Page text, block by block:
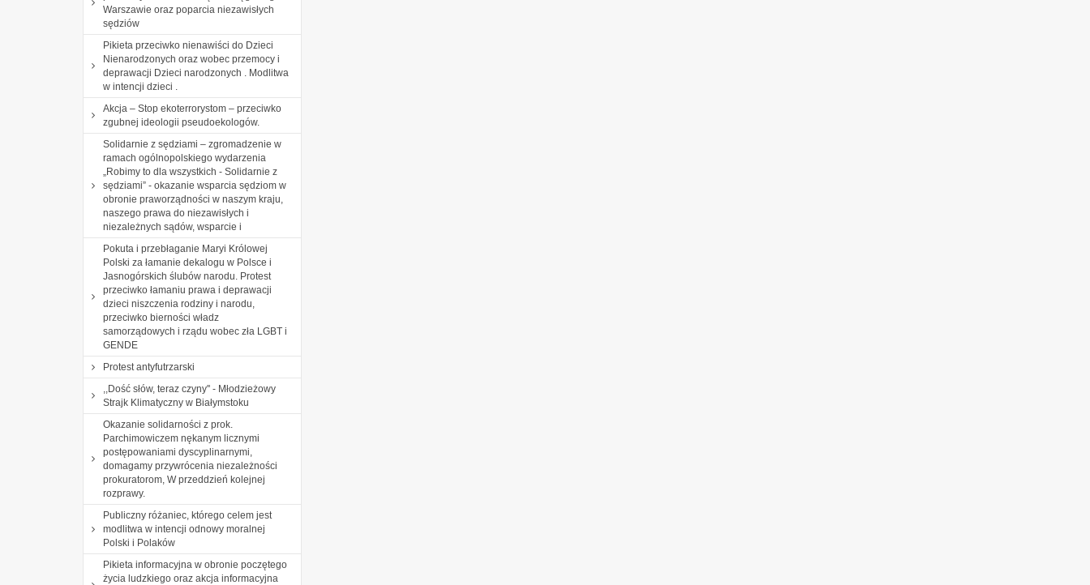
Warszawie oraz poparcia niezawisłych
sędziów
Pikieta przeciwko nienawiści do Dzieci
Nienarodzonych oraz wobec przemocy i
deprawacji Dzieci narodzonych . Modlitwa
w intencji dzieci .
Akcja – Stop ekoterrorystom – przeciwko
zgubnej ideologii pseudoekologów.
Solidarnie z sędziami – zgromadzenie w
ramach ogólnopolskiego wydarzenia
„Robimy to dla wszystkich - Solidarnie z
sędziami” - okazanie wsparcia sędziom w
obronie praworządności w naszym kraju,
naszego prawa do niezawisłych i
niezależnych sądów, wsparcie i
Pokuta i przebłaganie Maryi Królowej
Polski za łamanie dekalogu w Polsce i
Jasnogórskich ślubów narodu. Protest
przeciwko łamaniu prawa i deprawacji
dzieci niszczenia rodziny i narodu,
przeciwko bierności władz
samorządowych i rządu wobec zła LGBT i
GENDE
Protest antyfutrzarski
,,Dość słów, teraz czyny'' - Młodzieżowy
Strajk Klimatyczny w Białymstoku
Okazanie solidarności z prok.
Parchimowiczem nękanym licznymi
postępowaniami dyscyplinarnymi,
domagamy przywrócenia niezależności
prokuratorom, W przeddzień kolejnej
rozprawy.
Publiczny różaniec, którego celem jest
modlitwa w intencji odnowy moralnej
Polski i Polaków
Pikieta informacyjna w obronie poczętego
życia ludzkiego oraz akcja informacyjna